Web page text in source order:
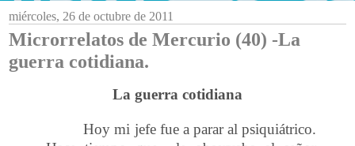
miércoles, 26 de octubre de 2011
Microrrelatos de Mercurio (40) -La
guerra cotidiana.
La guerra cotidiana
Hoy mi jefe fue a parar al psiquiátrico.